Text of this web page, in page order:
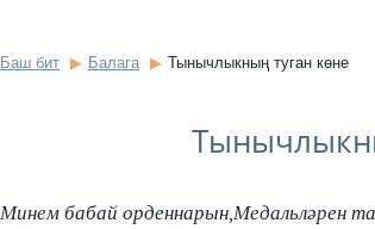
Баш бит Балага Тынычлыкның туган көне
Минем бабай орденнарын,Медальләрен